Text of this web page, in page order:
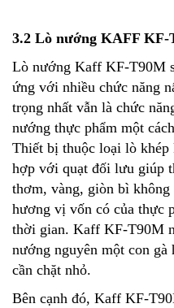
3.2 Lò nướng KAFF KF-
Lò nướng Kaff KF-T90M
ứng với nhiều chức năng
trọng nhất vẫn là chức
nướng thực phẩm một
Thiết bị thuộc loại lò khép
hợp với quạt đối lưu giúp
thơm, vàng, giòn bì
hương vị vốn có của thực
thời gian. Kaff KF-T90M
nướng nguyên một con
cần chặt nhỏ.
Bên cạnh đó, Kaff KF-